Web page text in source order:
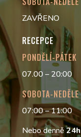
ZAVŘENO
RECEPCE
PONDĚLÍ-PÁTEK
07.00 – 20:00
SOBOTA-NEDĚLE
07:00 – 11:00
Nebo denně24h